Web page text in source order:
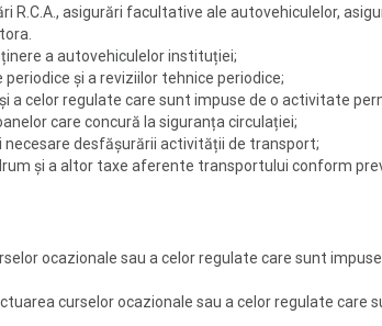
R.C.A., asigurări facultative ale autovehiculelor,
a autovehiculelor instituției;
și a reviziilor tehnice periodice;
a celor regulate care sunt impuse de o activitate
care concură la siguranța circulației;
desfășurării activității de transport;
și a altor taxe aferente transportului conform
ocazionale sau a celor regulate care sunt
curselor ocazionale sau a celor regulate care